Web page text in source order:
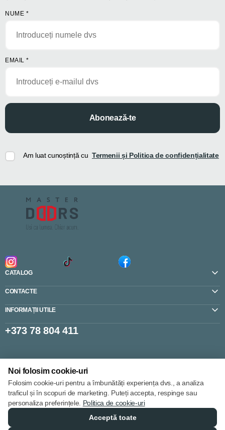
NUME *
EMAIL *
Abonează-te
Am luat cunoștință cu Termenii și Politica de confidențialitate
CATALOG
CONTACTE
INFORMAȚII UTILE
+373 78 804 411
Setări cookie-uri
Politica de cookie-uri
Noi folosim cookie-uri
Folosim cookie-uri pentru a îmbunătăți experiența dvs., a analiza
traficul și în scopuri de marketing. Puteți accepta, respinge sau
personaliza preferințele. Politica de cookie-uri
Acceptă toate